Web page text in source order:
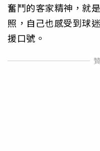
奮鬥的客家精神，就
照，自己也感受到球
援口號。